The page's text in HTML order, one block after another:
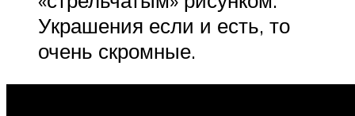
Украшения если и есть, то
очень скромные.